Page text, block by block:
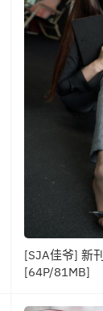
[SJA佳爷] 新
[64P/81MB]